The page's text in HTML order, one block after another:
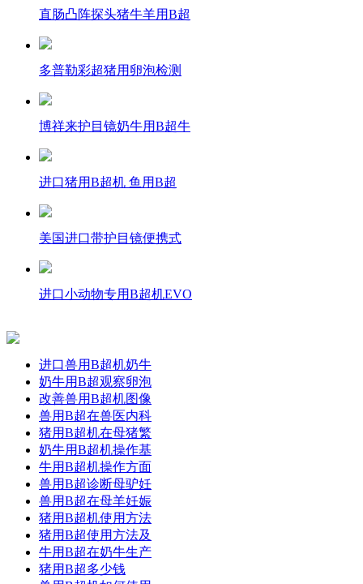
直肠凸阵探头猪牛羊用B超
多普勒彩超猪用卵泡检测
博祥来护目镜奶牛用B超牛
进口猪用B超机 鱼用B超
美国进口带护目镜便携式
进口小动物专用B超机EVO
进口兽用B超机奶牛
奶牛用B超观察卵泡
改善兽用B超机图像
兽用B超在兽医内科
猪用B超机在母猪繁
奶牛用B超机操作基
牛用B超机操作方面
兽用B超诊断母驴妊
兽用B超在母羊妊娠
猪用B超机使用方法
猪用B超使用方法及
牛用B超在奶牛生产
猪用B超多少钱